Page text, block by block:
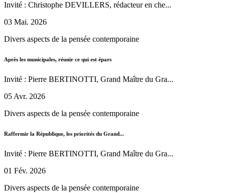
Invité : Christophe DEVILLERS, rédacteur en che...
03 Mai. 2026
Divers aspects de la pensée contemporaine
Après les municipales, réunir ce qui est épars
Invité : Pierre BERTINOTTI, Grand Maître du Gra...
05 Avr. 2026
Divers aspects de la pensée contemporaine
Raffermir la République, les priorités du Grand...
Invité : Pierre BERTINOTTI, Grand Maître du Gra...
01 Fév. 2026
Divers aspects de la pensée contemporaine